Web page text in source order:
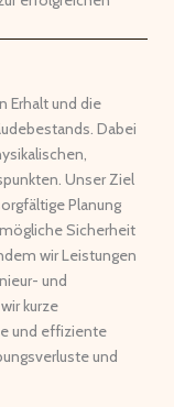
Erhalt und die
Dabei
Unser Ziel
Planung
Sicherheit
wir Leistungen
und
kurze
und effiziente
und